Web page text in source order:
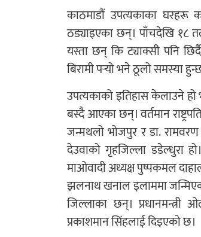
काठमाडौं उपत्यकाका
ठड्याइएका छन्। पाँचदेखि १८
यस्ता छन् कि ट्याक्सी पनि
बिरामी पर्‍यो भने ठूलो समस्या
उपत्यकाको इतिहास केलाउने हो
बस्दै आएका छन्। वर्तमान
जन्मथलो भोजपुर र डा. रामवरण
देउवाको गृहजिल्ला डडेल्धुरा
माओवादी अध्यक्ष पुष्पकमल
झलनाथ खनाल इलाममा जन्मिएका
जिल्लाका छन्। प्रधानमन्त्री
प्रकाशमान सिंहलाई दिइएको छ।